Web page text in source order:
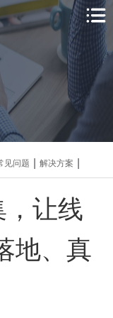
见问题 解决方案
让线
地、真